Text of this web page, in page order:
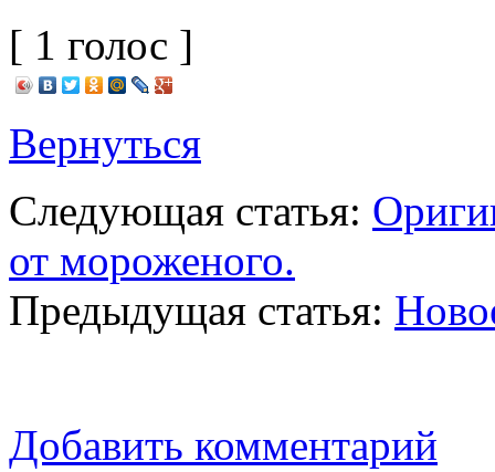
[ 1 голос ]
Вернуться
Следующая статья:
от мороженого.
Предыдущая статья:
Добавить комментарий